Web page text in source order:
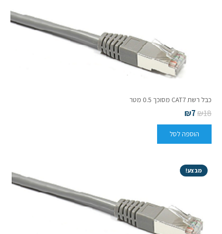
כבל רשת CAT7 מסוכך 0.5 מטר
₪18
₪7
הוספה לסל
מבצע!